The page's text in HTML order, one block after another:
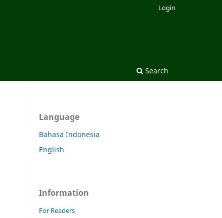
Search
Login
Language
Bahasa Indonesia
English
Information
For Readers